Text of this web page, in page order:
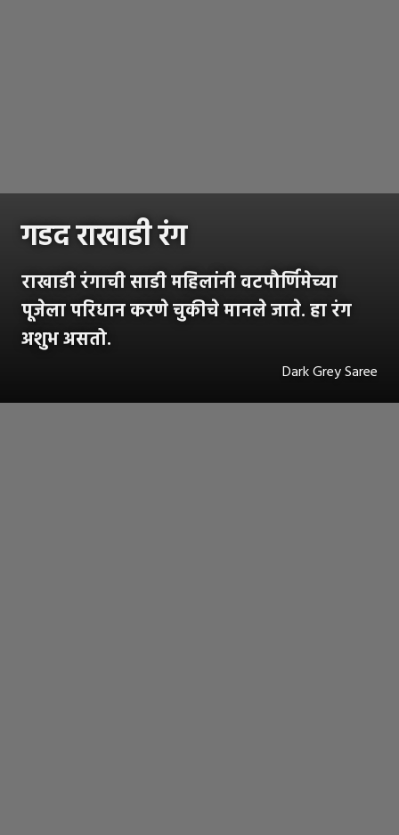
गडद राखाडी रंग
राखाडी रंगाची साडी महिलांंनी वटपौर्णिमेच्या
पूजेला परिधान करणे चुकीचे मानले जाते. हा रंग
अशुभ असतो.
Dark Grey Saree